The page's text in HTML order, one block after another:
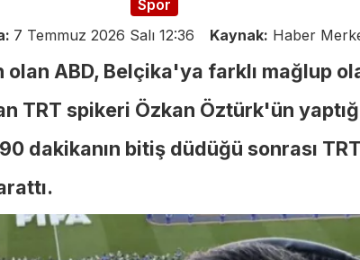
Spor
7 Temmuz 2026 Salı 12:36 Kaynak: Haber
ABD, Belçika'ya farklı mağlup
TRT spikeri Özkan Öztürk'ün
dakikanın bitiş düdüğü sonrası TRT